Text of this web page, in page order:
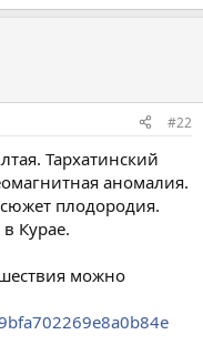
#22
Тархатинский
аномалия.
плодородия.
Курае.
можно